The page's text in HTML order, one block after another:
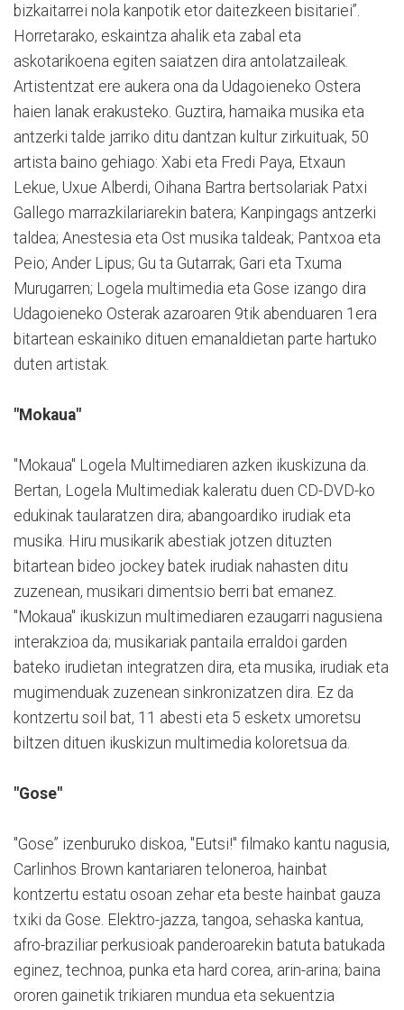
bizkaitarrei nola kanpotik etor daitezkeen bisitariei”.
Horretarako, eskaintza ahalik eta zabal eta
askotarikoena egiten saiatzen dira antolatzaileak.
Artistentzat ere aukera ona da Udagoieneko Ostera
haien lanak erakusteko. Guztira, hamaika musika eta
antzerki talde jarriko ditu dantzan kultur zirkuituak, 50
artista baino gehiago: Xabi eta Fredi Paya, Etxaun
Lekue, Uxue Alberdi, Oihana Bartra bertsolariak Patxi
Gallego marrazkilariarekin batera; Kanpingags antzerki
taldea; Anestesia eta Ost musika taldeak; Pantxoa eta
Peio; Ander Lipus; Gu ta Gutarrak; Gari eta Txuma
Murugarren; Logela multimedia eta Gose izango dira
Udagoieneko Osterak azaroaren 9tik abenduaren 1era
bitartean eskainiko dituen emanaldietan parte hartuko
duten artistak.
"Mokaua"
"Mokaua" Logela Multimediaren azken ikuskizuna da.
Bertan, Logela Multimediak kaleratu duen CD-DVD-ko
edukinak taularatzen dira; abangoardiko irudiak eta
musika. Hiru musikarik abestiak jotzen dituzten
bitartean bideo jockey batek irudiak nahasten ditu
zuzenean, musikari dimentsio berri bat emanez.
"Mokaua" ikuskizun multimediaren ezaugarri nagusiena
interakzioa da; musikariak pantaila erraldoi garden
bateko irudietan integratzen dira, eta musika, irudiak eta
mugimenduak zuzenean sinkronizatzen dira. Ez da
kontzertu soil bat, 11 abesti eta 5 esketx umoretsu
biltzen dituen ikuskizun multimedia koloretsua da.
"Gose"
"Gose” izenburuko diskoa, "Eutsi!" filmako kantu nagusia,
Carlinhos Brown kantariaren teloneroa, hainbat
kontzertu estatu osoan zehar eta beste hainbat gauza
txiki da Gose. Elektro-jazza, tangoa, sehaska kantua,
afro-braziliar perkusioak panderoarekin batuta batukada
eginez, technoa, punka eta hard corea, arin-arina; baina
ororen gainetik trikiaren mundua eta sekuentzia